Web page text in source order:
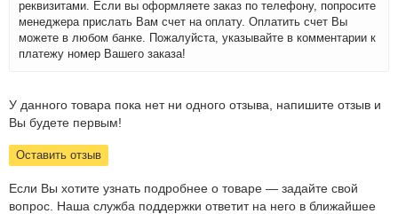
реквизитами. Если вы оформляете заказ по телефону, попросите
менеджера прислать Вам счет на оплату. Оплатить счет Вы
можете в любом банке. Пожалуйста, указывайте в комментарии к
платежу номер Вашего заказа!
У данного товара пока нет ни одного отзыва, напишите отзыв и
Вы будете первым!
Оставить отзыв
Если Вы хотите узнать подробнее о товаре — задайте свой
вопрос. Наша служба поддержки ответит на него в ближайшее